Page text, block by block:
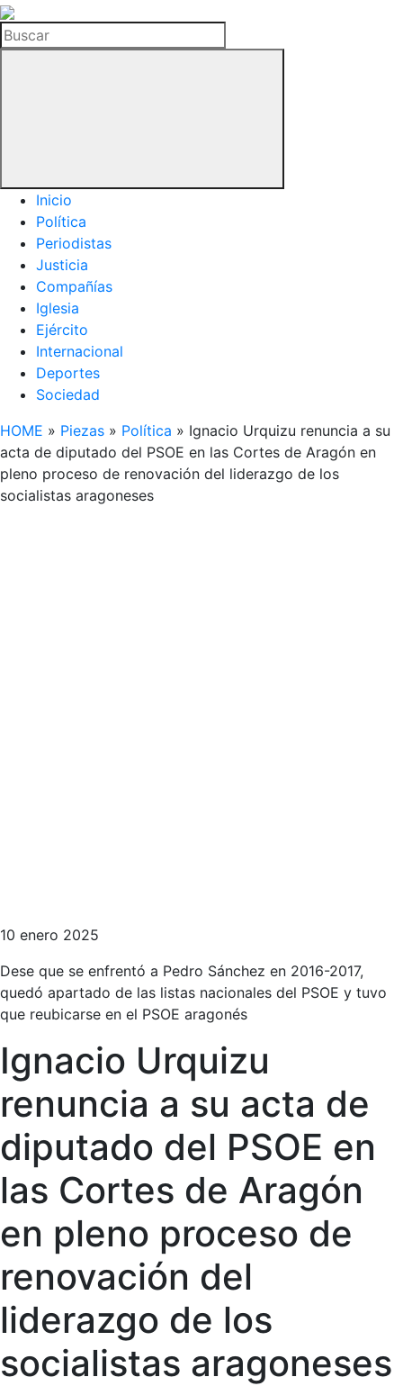
La
Hemeroteca
del
Buscar
Inicio
Política
Periodistas
Justicia
Compañías
Iglesia
Ejército
Internacional
Deportes
Sociedad
HOME » Piezas » Política » Ignacio Urquizu renuncia a su
acta de diputado del PSOE en las Cortes de Aragón en
pleno proceso de renovación del liderazgo de los
socialistas aragoneses
10 enero 2025
Dese que se enfrentó a Pedro Sánchez en 2016-2017,
quedó apartado de las listas nacionales del PSOE y tuvo
que reubicarse en el PSOE aragonés
Ignacio Urquizu
renuncia a su acta de
diputado del PSOE en
las Cortes de Aragón
en pleno proceso de
renovación del
liderazgo de los
socialistas aragoneses